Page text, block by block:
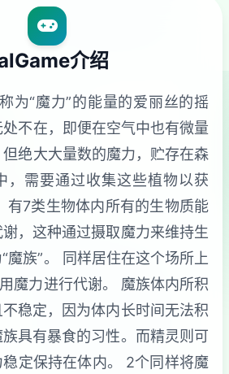
介绍
为“魔力”的能量的爱丽丝的摇
处不在，即便在空气中也有微量
但绝大大量数的魔力，贮存在森
，需要通过收集这些植物以获
有7类生物体内所有的生物质能
，这种通过摄取魔力来维持生
魔族”。 同样居住在这个场所上
魔力进行代谢。 魔族体内所积
稳定，因为体内长时间无法积
具有暴食的习性。而精灵则可
定保持在体内。 2个同样将魔